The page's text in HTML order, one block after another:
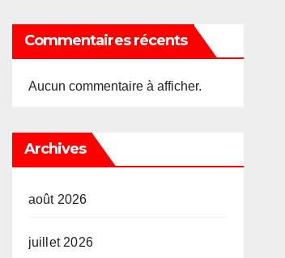
Commentaires récents
Aucun commentaire à afficher.
Archives
août 2026
juillet 2026